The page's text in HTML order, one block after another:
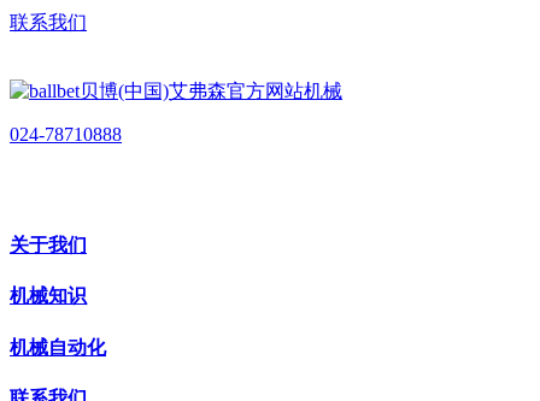
联系我们
024-78710888
关于我们
机械知识
机械自动化